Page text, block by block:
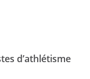
d’athlétisme